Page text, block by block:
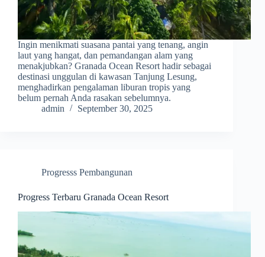
Ingin menikmati suasana pantai yang tenang, angin
laut yang hangat, dan pemandangan alam yang
menakjubkan? Granada Ocean Resort hadir sebagai
destinasi unggulan di kawasan Tanjung Lesung,
menghadirkan pengalaman liburan tropis yang
belum pernah Anda rasakan sebelumnya.
admin
September 30, 2025
Progresss Pembangunan
Progress Terbaru Granada Ocean Resort